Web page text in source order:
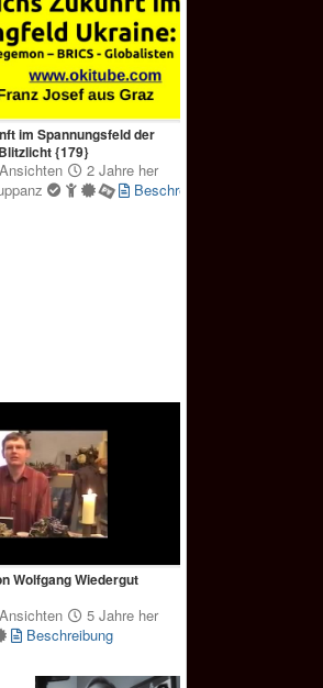
im Spannungsfeld der
{179}
2 Jahre her
Beschreibung
Wolfgang Wiedergut
5 Jahre her
Beschreibung